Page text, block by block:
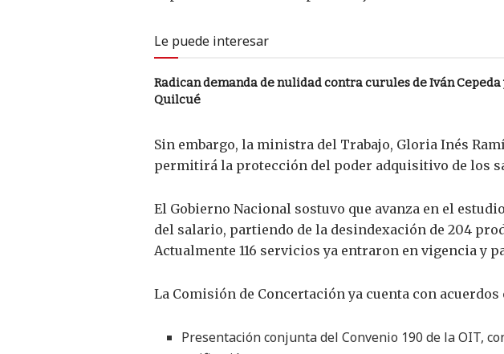
Le puede interesar
Radican demanda de nulidad contra curules de Iván Cepeda
Quilcué
Sin embargo, la ministra del Trabajo, Gloria Inés
permitirá la protección del poder adquisitivo de los
El Gobierno Nacional sostuvo que avanza en el
del salario, partiendo de la desindexación de 204
Actualmente 116 servicios ya entraron en vigencia y
La Comisión de Concertación ya cuenta con acuerdos
Presentación conjunta del Convenio 190 de la OIT,